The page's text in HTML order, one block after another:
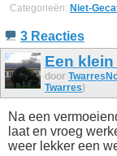
Categorieën: Niet-
3 Reacties
Een
door
Twarres)
Na een
laat en vroeg
weer lekker een